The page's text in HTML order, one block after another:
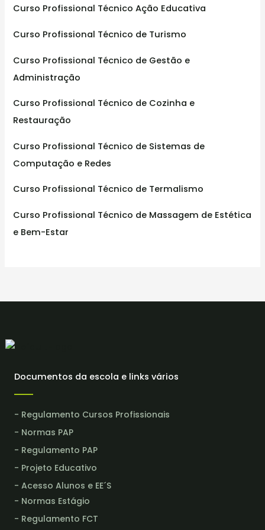
f
r
:
Curso Profissional Técnico Ação Educativa
Curso Profissional Técnico de Turismo
Curso Profissional Técnico de Gestão e
Administração
Curso Profissional Técnico de Cozinha e
Restauração
Curso Profissional Técnico de Sistemas de
Computação e Redes
Curso Profissional Técnico de Termalismo
Curso Profissional Técnico de Massagem de Estética
e Bem-Estar
Documentos da escola e links vários
- Regulamento Cursos Profissionais
- Normas PAP
- Regulamento PAP
- Projeto Educativo
- Acesso Alunos e EE´S
- Normas Estágio
- Regulamento FCT